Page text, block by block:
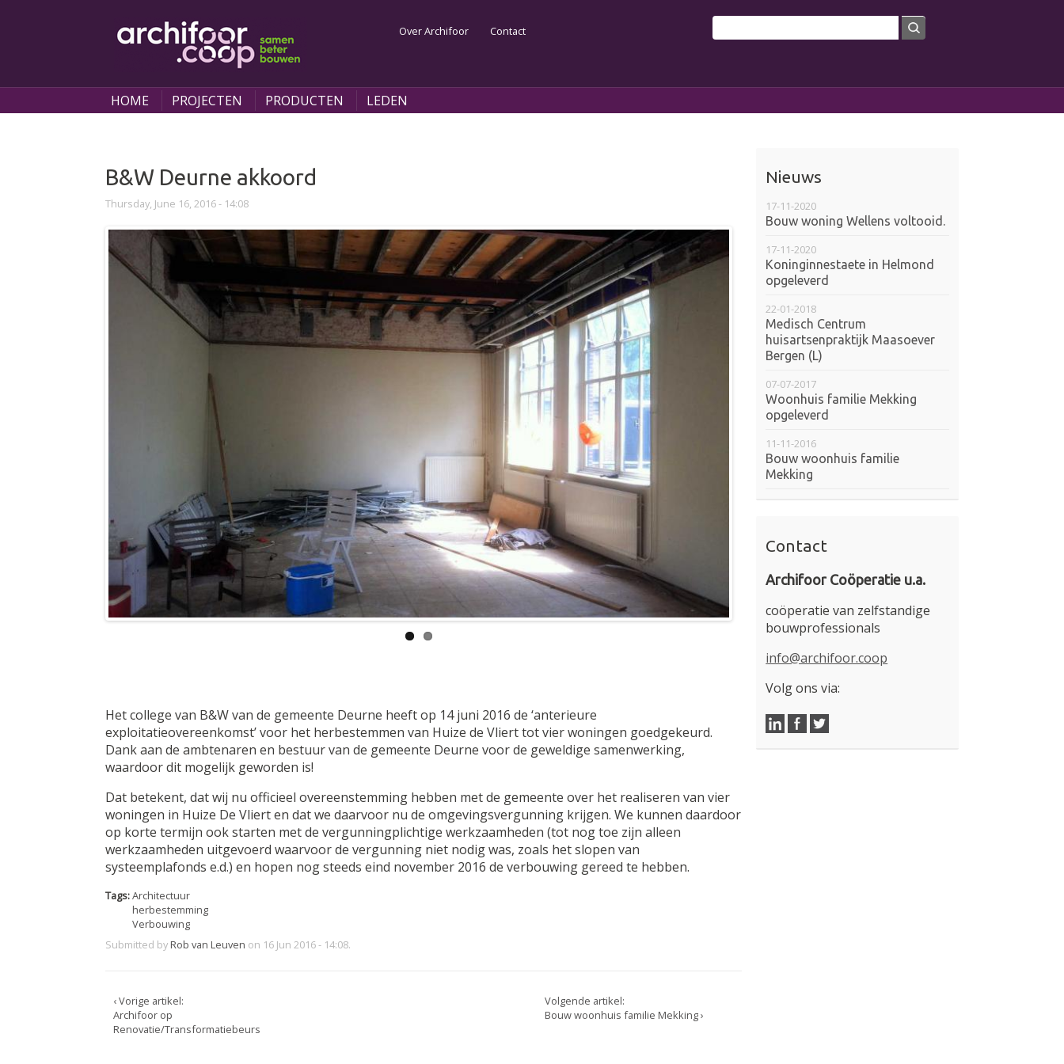
Over Archifoor Contact Search form
HOME PROJECTEN PRODUCTEN LEDEN
You are here
B&W Deurne akkoord
Thursday, June 16, 2016 - 14:08
Het college van B&W van de gemeente Deurne heeft op 14 juni 2016 de ‘anterieure
exploitatieovereenkomst’ voor het herbestemmen van Huize de Vliert tot vier woningen goedgekeurd.
Dank aan de ambtenaren en bestuur van de gemeente Deurne voor de geweldige samenwerking,
waardoor dit mogelijk geworden is!
Dat betekent, dat wij nu officieel overeenstemming hebben met de gemeente over het realiseren van vier
woningen in Huize De Vliert en dat we daarvoor nu de omgevingsvergunning krijgen. We kunnen daardoor
op korte termijn ook starten met de vergunningplichtige werkzaamheden (tot nog toe zijn alleen
werkzaamheden uitgevoerd waarvoor de vergunning niet nodig was, zoals het slopen van
systeemplafonds e.d.) en hopen nog steeds eind november 2016 de verbouwing gereed te hebben.
Tags:Architectuur
herbestemming
Verbouwing
Submitted by Rob van Leuven on 16 Jun 2016 - 14:08.
‹ Vorige artikel:
Archifoor op
Renovatie/Transformatiebeurs
Volgende artikel:
Bouw woonhuis familie Mekking ›
Nieuws
17-11-2020
Bouw woning Wellens voltooid.
17-11-2020
Koninginnestaete in Helmond
opgeleverd
22-01-2018
Medisch Centrum
huisartsenpraktijk Maasoever
Bergen (L)
07-07-2017
Woonhuis familie Mekking
opgeleverd
11-11-2016
Bouw woonhuis familie
Mekking
Contact
Archifoor Coöperatie u.a.
coöperatie van zelfstandige
bouwprofessionals
info@archifoor.coop
Volg ons via: